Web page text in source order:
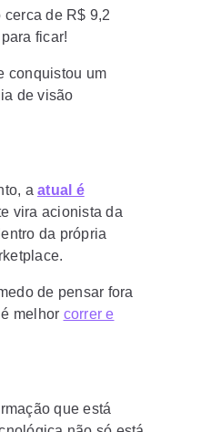
de R$ 9,2
ficar!
conquistou um
de visão
a atual é
vira acionista da
da própria
de pensar fora
melhor correr e
que está